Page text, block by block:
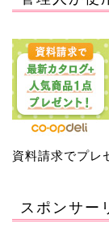
資料請求でプ
スポンサー